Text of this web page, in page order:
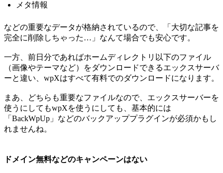
メタ情報
などの重要なデータが格納されているので、「大切な記事を
完全に削除しちゃった…」なんて場合でも安心です。
一方、前日分であればホームディレクトリ以下のファイル
（画像やテーマなど）をダウンロードできるエックスサーバ
ーと違い、wpXはすべて有料でのダウンロードになります。
まあ、どちらも重要なファイルなので、エックスサーバーを
使うにしてもwpXを使うにしても、基本的には
「BackWpUp」などのバックアッププラグインが必須かもし
れませんね。
ドメイン無料などのキャンペーンはない